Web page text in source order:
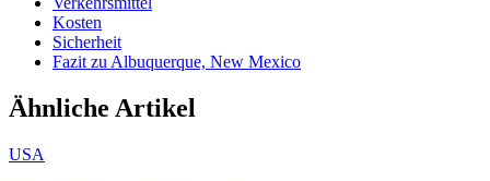
Kosten
Sicherheit
Fazit zu Albuquerque, New Mexico
Ähnliche Artikel
USA